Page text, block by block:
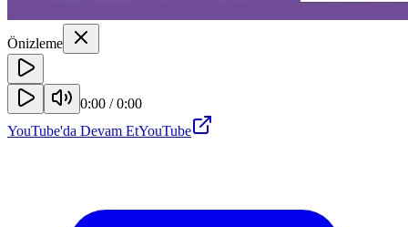
Önizleme
0:00 /0:00
YouTube'da Devam EtYouTube